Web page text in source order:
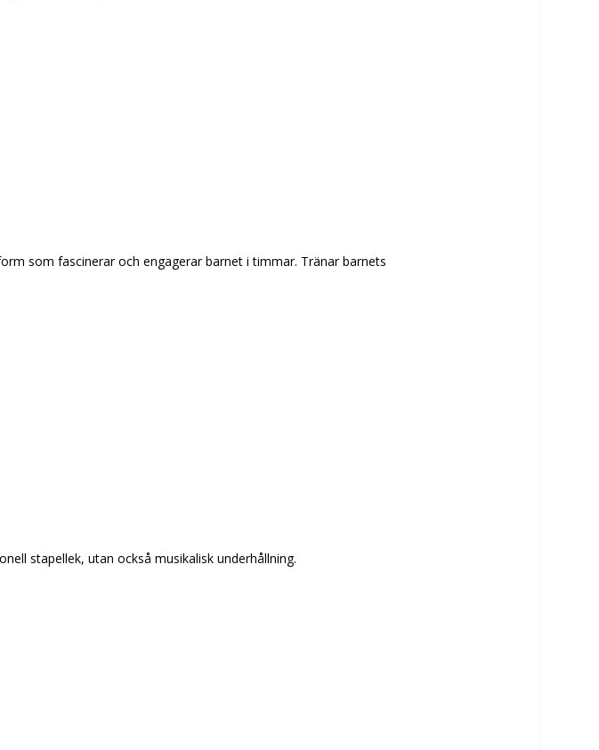
som fascinerar och engagerar barnet i timmar. Tränar barnets
stapellek, utan också musikalisk underhållning.